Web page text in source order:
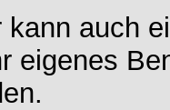
kann auch
eigenes